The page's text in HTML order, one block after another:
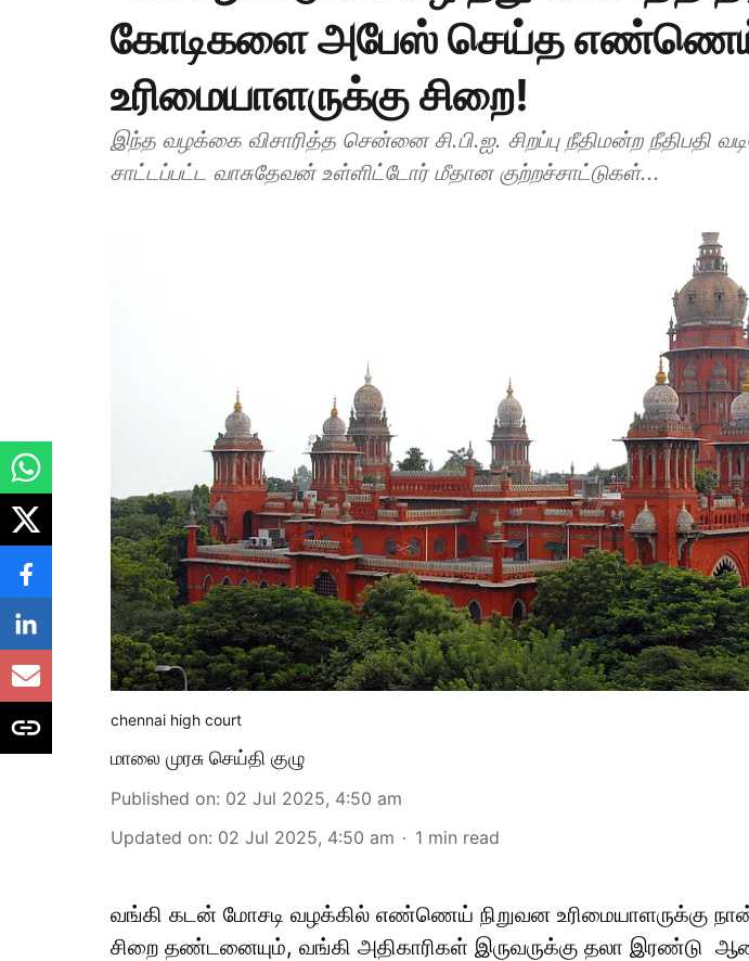
கோடிகளை அபேஸ் செய்த எண்ணெய்
உரிமையாளருக்கு சிறை!
இந்த வழக்கை விசாரித்த சென்னை சி.பி.ஐ. சிறப்பு நீதிமன்ற நீதிபதி வடிவேலு, குற்றம்
சாட்டப்பட்ட வாசுதேவன் உள்ளிட்டோர் மீதான குற்றச்சாட்டுகள்...
chennai high court
மாலை முரசு செய்தி குழு
Published on: 02 Jul 2025, 4:50 am
Updated on: 02 Jul 2025, 4:50 am 1 min read
வங்கி கடன் மோசடி வழக்கில் எண்ணெய் நிறுவன உரிமையாளருக்கு
சிறை தண்டனையும், வங்கி அதிகாரிகள் இருவருக்கு தலா இரண்டு